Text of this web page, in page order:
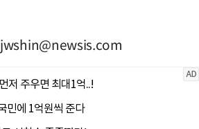
jwshin@newsis.com